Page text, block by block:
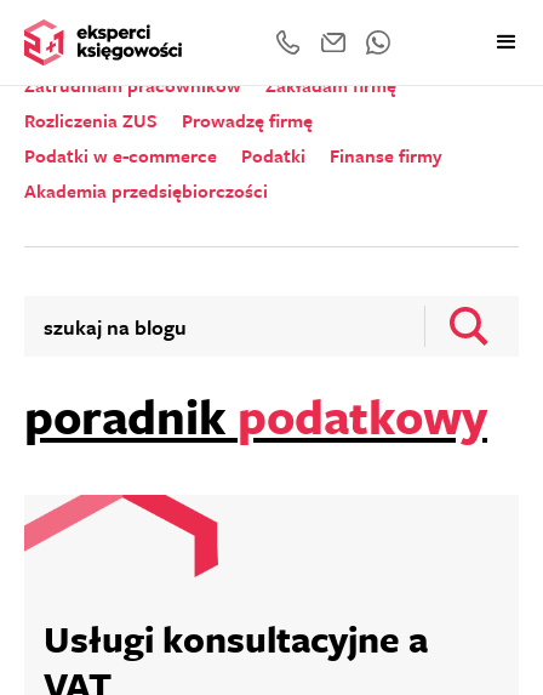
Wszystkie kategorie
Zeznania roczne
Zatrudniam pracowników
Zakładam firmę
Rozliczenia ZUS
Prowadzę firmę
Podatki w e-commerce
Podatki
Finanse firmy
Akademia przedsiębiorczości
poradnik podatkowy
Usługi konsultacyjne a